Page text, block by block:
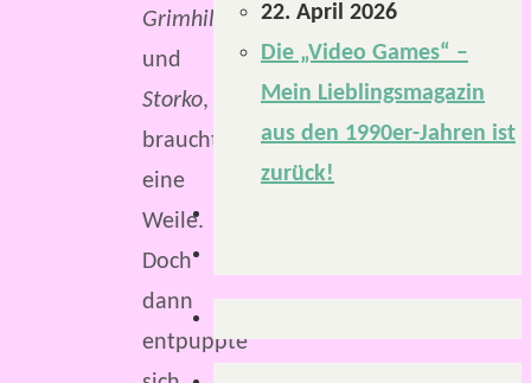
Grimhild
und
Storko,
brauchten
eine
Weile.
Doch
dann
entpuppte
22. April 2026
Die „Video Games“ –
Mein Lieblingsmagazin
aus den 1990er-Jahren ist
zurück!